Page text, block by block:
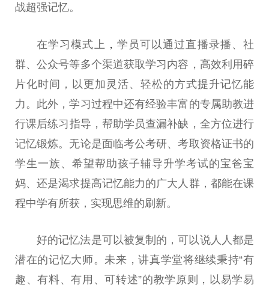
战超强记忆。
在学习模式上 ， 学员可以通过直播录播、社
群、公众号等多个渠道获取学习内容，高效利用碎
片化时间，以更加灵活、轻松的方式提升记忆能
力。此外，学习过程中还有经验丰富的专属助教进
行课后练习指导，帮助学员查漏补缺，全方位进行
记忆锻炼。无论是面临考公考研、考取资格证书的
学生一族、希望帮助孩子辅导升学考试的宝爸宝
妈、还是渴求提高记忆能力的广大人群，都能在课
程中学有所获，实现思维的刷新。
好的记忆法是可以被复制的，可以说人人都是
潜在的记忆大师。未来，讲真学堂将继续秉持“有
趣、有料、有用、可转述”的教学原则，以易学易